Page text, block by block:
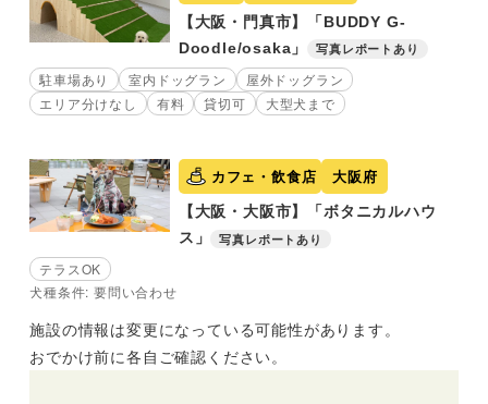
【大阪・門真市】「BUDDY G-
Doodle/osaka」
写真レポートあり
駐車場あり 室内ドッグラン
屋外ドッグラン
エリア分けなし
有料 貸切可 大型犬まで
カフェ・飲食店 大阪府
【大阪・大阪市】「ボタニカルハウ
ス」
写真レポートあり
テラスOK
犬種条件: 要問い合わせ
施設の情報は変更になっている可能性があります。
おでかけ前に各自ご確認ください。